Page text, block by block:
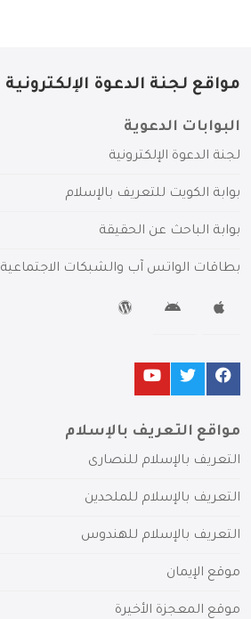
مواقع لجنة الدعوة الإلكترونية
البوابات الدعوية
لجنة الدعوة الإلكترونية
بوابة الكويت للتعريف بالإسلام
بوابة الباحث عن الحقيقة
بطاقات الواتس آب والشبكات الاجتماعية
مواقع التعريف بالإسلام
التعريف بالإسلام للنصارى
التعريف بالإسلام للملحدين
التعريف بالإسلام للهندوس
موقع الإيمان
موقع المعجزة الأخيرة